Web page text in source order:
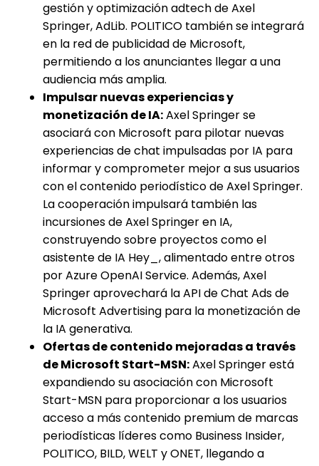
gestión y optimización adtech de Axel
Springer, AdLib. POLITICO también se integrará
en la red de publicidad de Microsoft,
permitiendo a los anunciantes llegar a una
audiencia más amplia.
Impulsar nuevas experiencias y
monetización de IA:Axel Springer se
asociará con Microsoft para pilotar nuevas
experiencias de chat impulsadas por IA para
informar y comprometer mejor a sus usuarios
con el contenido periodístico de Axel Springer.
La cooperación impulsará también las
incursiones de Axel Springer en IA,
construyendo sobre proyectos como el
asistente de IA Hey_, alimentado entre otros
por Azure OpenAI Service. Además, Axel
Springer aprovechará la API de Chat Ads de
Microsoft Advertising para la monetización de
la IA generativa.
Ofertas de contenido mejoradas a través
de Microsoft Start-MSN:Axel Springer está
expandiendo su asociación con Microsoft
Start-MSN para proporcionar a los usuarios
acceso a más contenido premium de marcas
periodísticas líderes como Business Insider,
POLITICO, BILD, WELT y ONET, llegando a